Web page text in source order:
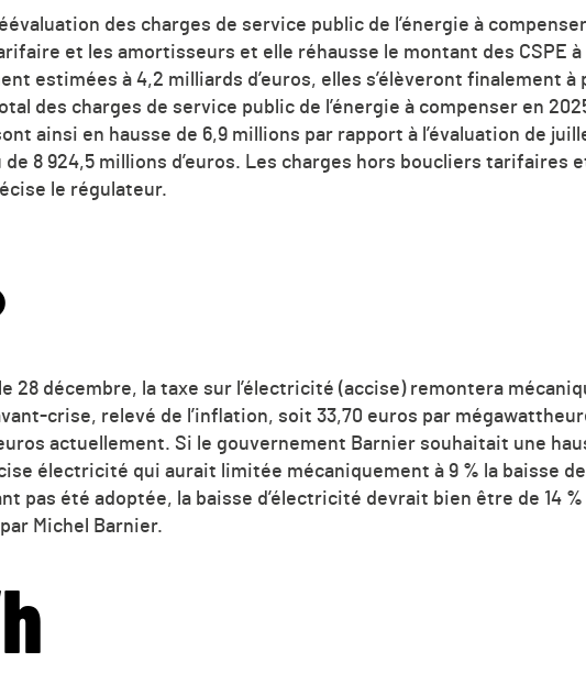
des charges de service public de l’énergie à
et les amortisseurs et elle réhausse le montant des CSPE
estimées à 4,2 milliards d’euros, elles s’élèveront finalement à
des charges de service public de l’énergie à compenser en 2025
ainsi en hausse de 6,9 millions par rapport à l’évaluation de
8 924,5 millions d’euros. Les charges hors boucliers tarifaires
le régulateur.
28 décembre, la taxe sur l’électricité (accise) remontera
crise, relevé de l’inflation, soit 33,70 euros par
actuellement. Si le gouvernement Barnier souhaitait une
électricité qui aurait limitée mécaniquement à 9 % la baisse
pas été adoptée, la baisse d’électricité devrait bien être de 14
Michel Barnier.